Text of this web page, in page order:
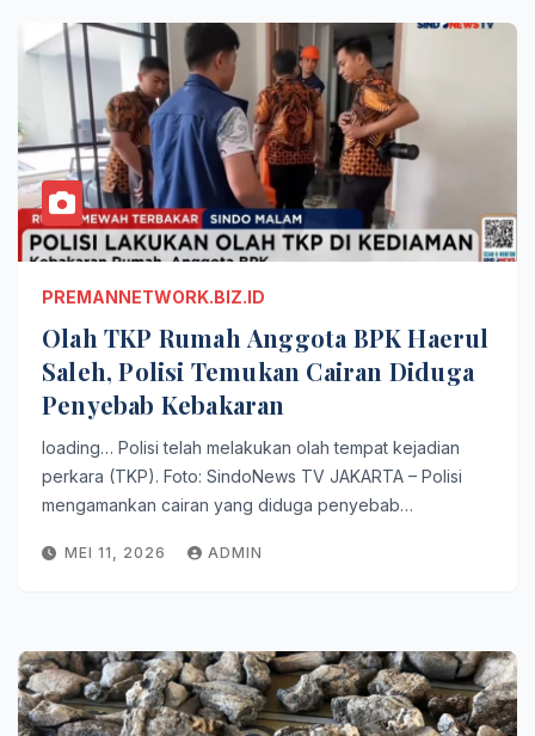
PREMANNETWORK.BIZ.ID
Olah TKP Rumah Anggota BPK Haerul
Saleh, Polisi Temukan Cairan Diduga
Penyebab Kebakaran
loading… Polisi telah melakukan olah tempat kejadian
perkara (TKP). Foto: SindoNews TV JAKARTA – Polisi
mengamankan cairan yang diduga penyebab…
MEI 11, 2026 ADMIN